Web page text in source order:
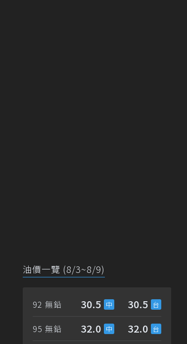
油價一覽 (8/3~8/9)
92 無鉛 30.5 30.5
95 無鉛 32.0 32.0